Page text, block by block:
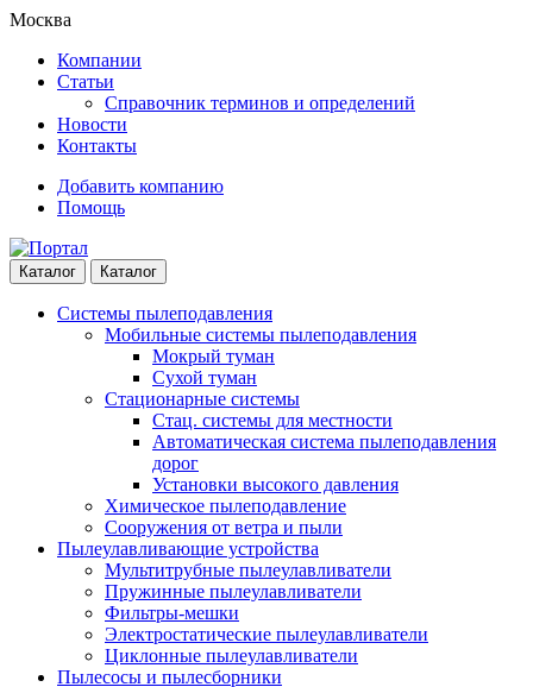
Skip
navigation
Skip
content
Москва
Компании
Статьи
Справочник терминов и определений
Новости
Контакты
Добавить компанию
Помощь
Каталог Каталог
Системы пылеподавления
Мобильные системы пылеподавления
Мокрый туман
Сухой туман
Стационарные системы
Стац. системы для местности
Автоматическая система пылеподавления
дорог
Установки высокого давления
Химическое пылеподавление
Сооружения от ветра и пыли
Пылеулавливающие устройства
Мультитрубные пылеулавливатели
Пружинные пылеулавливатели
Фильтры-мешки
Электростатические пылеулавливатели
Циклонные пылеулавливатели
Пылесосы и пылесборники